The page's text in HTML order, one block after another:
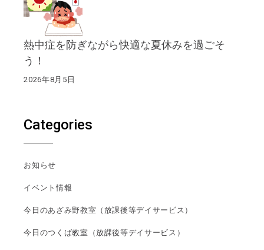
熱中症を防ぎながら快適な夏休みを過ごそ
う！
2026年8月5日
Categories
お知らせ
イベント情報
今日のあざみ野教室（放課後等デイサービス）
今日のつくば教室（放課後等デイサービス）